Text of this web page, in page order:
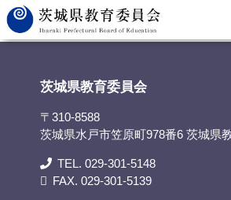
茨城県教育委員会>資料提供>「リテールマーケティ
業クイズ大会）」を開催
茨城県教育委員会
〒310-8588
茨城県水戸市笠原町978番6 茨城県
TEL. 029-301-5148
FAX. 029-301-5139